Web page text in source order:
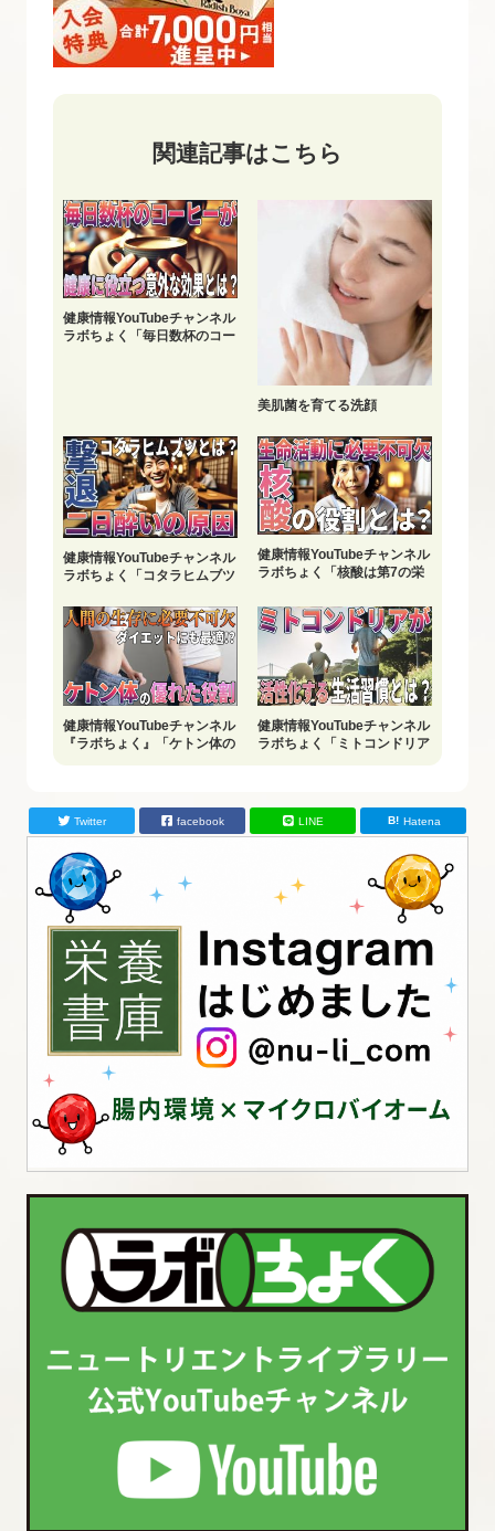
関連記事はこちら
健康情報YouTubeチャンネル
ラボちょく「毎日数杯のコー
美肌菌を育てる洗顔
健康情報YouTubeチャンネル
ラボちょく「コタラヒムブツ
信中
健康情報YouTubeチャンネル
ラボちょく「核酸は第7の栄
健康情報YouTubeチャンネル
『ラボちょく』「ケトン体の
健康情報YouTubeチャンネル
ラボちょく「ミトコンドリア
Twitter facebook LINE Hatena